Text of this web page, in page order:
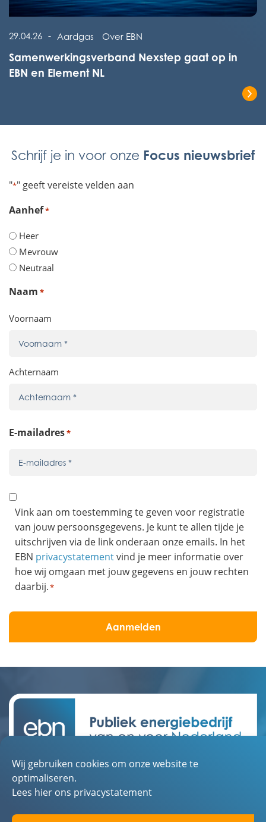
Wij gebruiken cookies om onze website te
optimaliseren.
Lees hier ons privacystatement
Lees het volledige bericht
Samenwerkingsverband Nexstep gaat op in
EBN en Element NL
29.04.26 - Aardgas Over EBN
Schrijf je in voor onze Focus nieuwsbrief
"*" geeft vereiste velden aan
Aanhef*
Heer
Mevrouw
Neutraal
Naam *
Voornaam
Achternaam
E-mailadres*
Toestemming
Vink aan om toestemming te geven voor registratie
van jouw persoonsgegevens. Je kunt te allen tijde je
uitschrijven via de link onderaan onze emails. In het
EBN privacystatementvind je meer informatie over
hoe wij omgaan met jouw gegevens en jouw rechten
daarbij.*
Contact
Over EBN